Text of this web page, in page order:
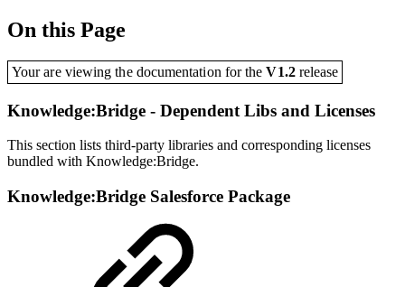
On this Page
Your are viewing the documentation for theV1.2release
Knowledge:Bridge - Dependent Libs and Licenses
This section lists third-party libraries and corresponding licenses
bundled with Knowledge:Bridge.
Knowledge:Bridge Salesforce Package